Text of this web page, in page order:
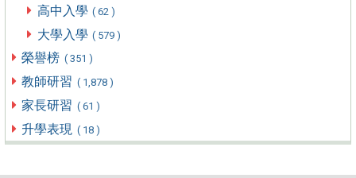
高中入學 ( 62 )
大學入學 ( 579 )
榮譽榜 ( 351 )
教師研習 ( 1,878 )
家長研習 ( 61 )
升學表現 ( 18 )